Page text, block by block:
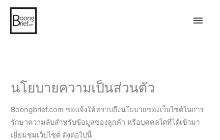
นโยบายความเป็นส่วนตัว
Boongbrief.com ขอแจ้งให้ทราบถึงนโยบายของเว็บไซต์ในการ
รักษาความลับสำหรับข้อมูลของลูกค้า หรือบุคคลใดที่ได้เข้ามา
เยี่ยมชมเว็บไซต์ ดังต่อไปนี้